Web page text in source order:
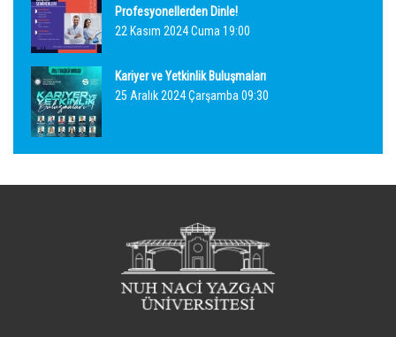
Profesyonellerden Dinle!
22 Kasım 2024 Cuma 19:00
Kariyer ve Yetkinlik Buluşmaları
25 Aralık 2024 Çarşamba 09:30